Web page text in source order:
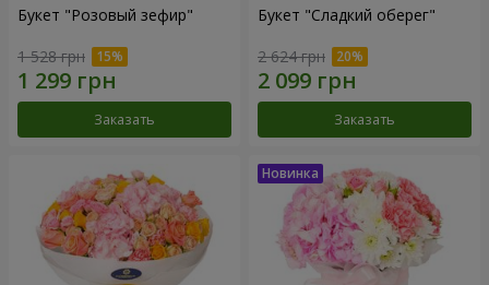
Букет "Розовый зефир"
1 528 грн
Заказать
Букет "Сладкий оберег"
2 624 грн
Заказать